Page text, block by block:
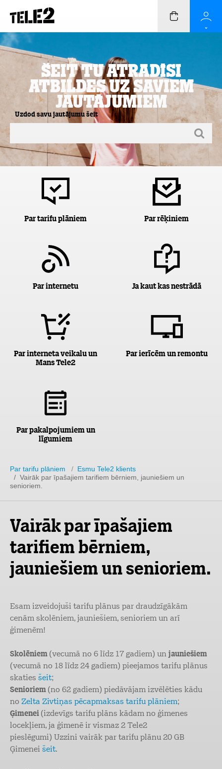
Šeit Tu atradīsi
atbildes uz saviem
jautājumiem
Uzdod savu jautājumu šeit
Par tarifu plāniem Par rēķiniem
Par internetu Ja kaut kas nestrādā
Par interneta veikalu un
Mans Tele2
Par ierīcēm un remontu
Par pakalpojumiem un
līgumiem
Par tarifu plāniem / Esmu Tele2 klients
/ Vairāk par īpašajiem tarifiem bērniem, jauniešiem un
senioriem.
Vairāk par īpašajiem
tarifiem bērniem,
jauniešiem un senioriem.
Esam izveidojuši tarifu plānus par draudzīgākām
cenām skolēniem, jauniešiem, senioriem un arī
ģimenēm!
Skolēniem (vecumā no 6 līdz 17 gadiem) un jauniešiem
(vecumā no 18 līdz 24 gadiem) pieejamos tarifu plānus
skaties šeit;
Senioriem (no 62 gadiem) piedāvājam izvēlēties kādu
no Zelta Zivtiņas pēcapmaksas tarifu plāniem;
Ģimenei (izdevīgs tarifu plāns kādam no ģimenes
locekļiem, ja ģimenē ir vismaz 2 Tele2
pieslēgumi) Uzzini vairāk par tarifu plānu 20 GB
Ģimenei šeit.